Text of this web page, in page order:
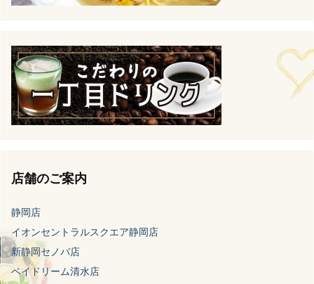
店舗のご案内
静岡店
イオンセントラルスクエア静岡店
新静岡セノバ店
ベイドリーム清水店